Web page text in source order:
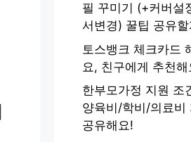
필 꾸미기 (+커버설
서변경) 꿀팁 공유
토스뱅크 체크카드
요, 친구에게 추천해
한부모가정 지원 조
양육비/학비/의료비
공유해요!